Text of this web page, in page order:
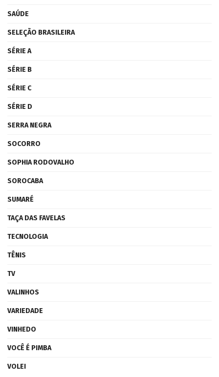
SAÚDE
SELEÇÃO BRASILEIRA
SÉRIE A
SÉRIE B
SÉRIE C
SÉRIE D
SERRA NEGRA
SOCORRO
SOPHIA RODOVALHO
SOROCABA
SUMARÉ
TAÇA DAS FAVELAS
TECNOLOGIA
TÊNIS
TV
VALINHOS
VARIEDADE
VINHEDO
VOCÊ É PIMBA
VOLEI